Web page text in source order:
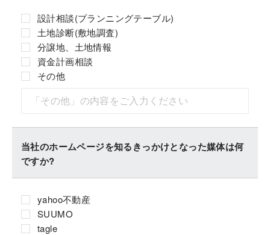
設計相談(プランニングテーブル)
土地診断(敷地調査)
分譲地、土地情報
資金計画相談
その他
当社のホームページを知るきっかけとなった媒体は何
ですか?
yahoo不動産
SUUMO
tagle